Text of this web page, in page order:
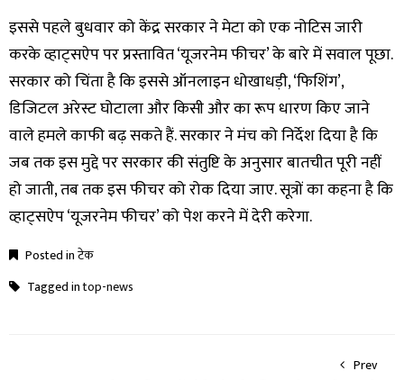
इससे पहले बुधवार को केंद्र सरकार ने मेटा को एक नोटिस जारी
करके व्हाट्सऐप पर प्रस्तावित ‘यूजरनेम फीचर’ के बारे में सवाल पूछा.
सरकार को चिंता है कि इससे ऑनलाइन धोखाधड़ी, ‘फिशिंग’,
डिजिटल अरेस्ट घोटाला और किसी और का रूप धारण किए जाने
वाले हमले काफी बढ़ सकते हैं. सरकार ने मंच को निर्देश दिया है कि
जब तक इस मुद्दे पर सरकार की संतुष्टि के अनुसार बातचीत पूरी नहीं
हो जाती, तब तक इस फीचर को रोक दिया जाए. सूत्रों का कहना है कि
व्हाट्सऐप ‘यूजरनेम फीचर’ को पेश करने में देरी करेगा.
Posted inटेक
Tagged intop-news
Prev